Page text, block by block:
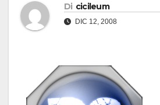
Di cicileum
DIC 12, 2008